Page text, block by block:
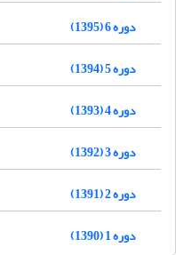
دوره 6 (1395)
دوره 5 (1394)
دوره 4 (1393)
دوره 3 (1392)
دوره 2 (1391)
دوره 1 (1390)